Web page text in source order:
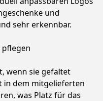
und
sehr erkennbar.
pflegen
wenn sie gefaltet
in dem mitgelieferten
was Platz für das